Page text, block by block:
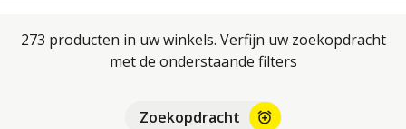
273 producten in uw winkels. Verfijn uw zoekopdracht
met de onderstaande filters
Zoekopdracht alarm_add